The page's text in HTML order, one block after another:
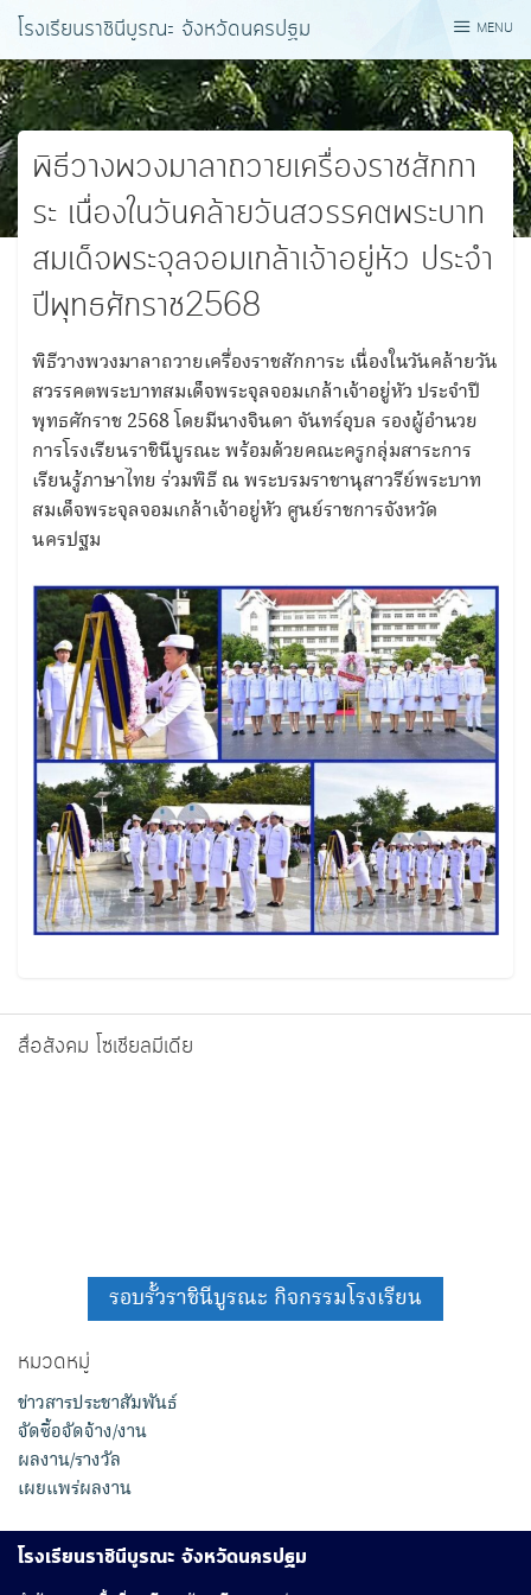
Skip
content
โรงเรียนราชินีบูรณะ จังหวัดนครปฐม MENU
พิธีวางพวงมาลาถวายเครื่องราชสักกา
ระ เนื่องในวันคล้ายวันสวรรคตพระบาท
สมเด็จพระจุลจอมเกล้าเจ้าอยู่หัว ประจํา
ปีพุทธศักราช2568
พิธีวางพวงมาลาถวายเครื่องราชสักการะ เนื่องในวันคล้ายวัน
สวรรคตพระบาทสมเด็จพระจุลจอมเกล้าเจ้าอยู่หัว ประจําปี
พุทธศักราช 2568 โดยมีนางจินดา จันทร์อุบล รองผู้อํานวย
การโรงเรียนราชินีบูรณะ พร้อมด้วยคณะครูกลุ่มสาระการ
เรียนรู้ภาษาไทย ร่วมพิธี ณ พระบรมราชานุสาวรีย์พระบาท
สมเด็จพระจุลจอมเกล้าเจ้าอยู่หัว ศูนย์ราชการจังหวัด
นครปฐม
สื่อสังคม โซเชียลมีเดีย
รอบรั้วราชินีบูรณะ กิจกรรมโรงเรียน
หมวดหมู่
ข่าวสารประชาสัมพันธ์
จัดซื้อจัดจ้าง/งาน
ผลงาน/รางวัล
เผยแพร่ผลงาน
โรงเรียนราชินีบูรณะ จังหวัดนครปฐม